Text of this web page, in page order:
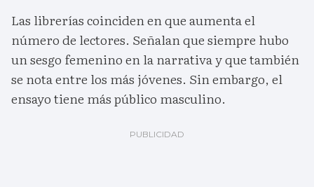
Las librerías coinciden en que aumenta el
número de lectores. Señalan que siempre hubo
un sesgo femenino en la narrativa y que también
se nota entre los más jóvenes. Sin embargo, el
ensayo tiene más público masculino.